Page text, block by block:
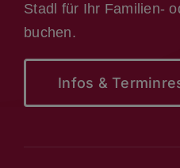
Stadl für Ihr Familien-
buchen.
Infos &